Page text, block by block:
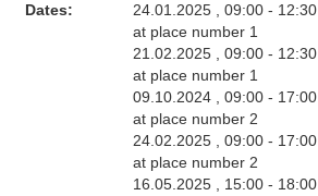
Dates: 24.01.2025 , 09:00 -
at place number 1
21.02.2025 , 09:00 -
at place number 1
09.10.2024 , 09:00 -
at place number 2
24.02.2025 , 09:00 -
at place number 2
16.05.2025 , 15:00 -